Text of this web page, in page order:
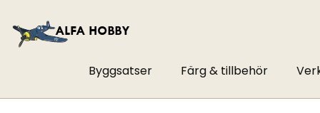
Byggsatser Färg & tillbehör